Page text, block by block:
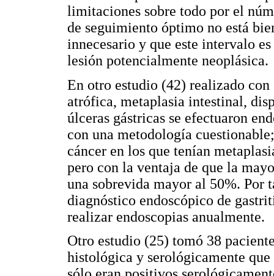
limitaciones sobre todo por el
de seguimiento óptimo no está
innecesario y que este intervalo
lesión potencialmente neoplásica.
En otro estudio (42) realizado
atrófica, metaplasia intestinal,
úlceras gástricas se efectuaron
con una metodología
cáncer en los que tenían
pero con la ventaja de que la
una sobrevida mayor al 50%. Por
diagnóstico endoscópico de
realizar endoscopias anualmente.
Otro estudio (25) tomó 38
histológica y serológicamente